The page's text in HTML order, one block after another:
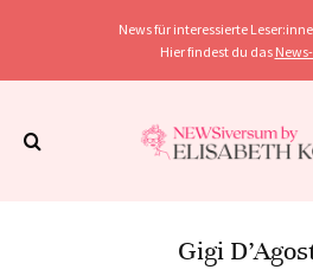
News für interessierte
Hier findest du das
Gigi